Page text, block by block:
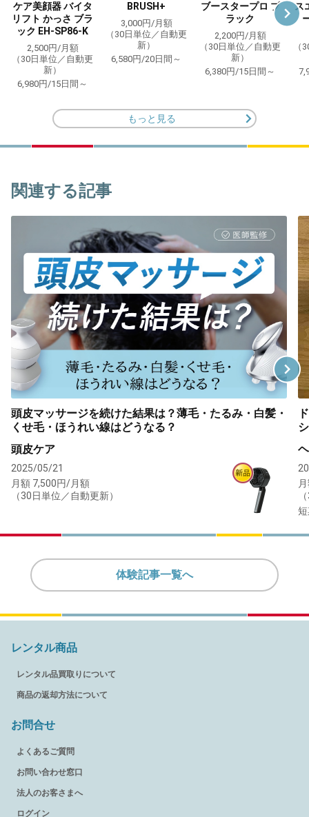
ケア美顔器 バイタ
リフト かっさ ブラ
ック EH-SP86-K
2,500円/月額
（30日単位／自動更
新）
6,980円/15日間～
BRUSH+
3,000円/月額
（30日単位／自動更
新）
6,580円/20日間～
ブースタープロ ブ
ラック
2,200円/月額
（30日単位／自動更
新）
6,380円/15日間～
ス
（
もっと見る
関連する記事
頭皮マッサージを続けた結果は？薄毛・たるみ・白髪・
くせ毛・ほうれい線はどうなる？
頭皮ケア
2025/05/21
月額 7,500円/月額
（30日単位／自動更新）
体験記事一覧へ
レンタル商品
レンタル品買取りについて
商品の返却方法について
お問合せ
よくあるご質問
お問い合わせ窓口
法人のお客さまへ
ログイン